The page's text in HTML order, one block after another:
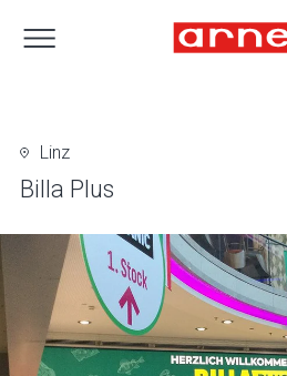
Linz
Billa Plus